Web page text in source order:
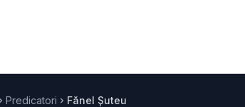
Predicatori Fănel Șuteu